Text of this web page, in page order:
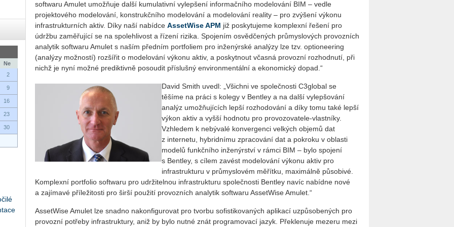
Ne
2
9
16
23
30
softwaru Amulet umožňuje další kumulativní vylepšení informačního modelování BIM – vedle
projektového modelování, konstrukčního modelování a modelování reality – pro zvýšení výkonu
infrastrukturních aktiv. Díky naší nabídce AssetWise APM již poskytujeme komplexní řešení pro
údržbu zaměřující se na spolehlivost a řízení rizika. Spojením osvědčených průmyslových provozních
analytik softwaru Amulet s naším předním portfoliem pro inženýrské analýzy lze tzv. optioneering
(analýzy možností) rozšířit o modelování výkonu aktiv, a poskytnout včasná provozní rozhodnutí, při
nichž je nyní možné prediktivně posoudit příslušný environmentální a ekonomický dopad.“
David Smith uvedl: „Všichni ve společnosti C3global se
těšíme na práci s kolegy v Bentley a na další vylepšování
analýz umožňujících lepší rozhodování a díky tomu také lepší
výkon aktiv a vyšší hodnotu pro provozovatele-vlastníky.
Vzhledem k nebývalé konvergenci velkých objemů dat
z internetu, hybridnímu zpracování dat a pokroku v oblasti
modelů funkčního inženýrství v rámci BIM – bylo spojení
s Bentley, s cílem zavést modelování výkonu aktiv pro
infrastrukturu v průmyslovém měřítku, maximálně působivé.
Komplexní portfolio softwaru pro udržitelnou infrastrukturu společnosti Bentley navíc nabídne nové
a zajímavé příležitosti pro širší použití provozních analytik softwaru AssetWise Amulet.“
AssetWise Amulet lze snadno nakonfigurovat pro tvorbu sofistikovaných aplikací uzpůsobených pro
provozní potřeby infrastruktury, aniž by bylo nutné znát programovací jazyk. Překlenuje mezeru mezi